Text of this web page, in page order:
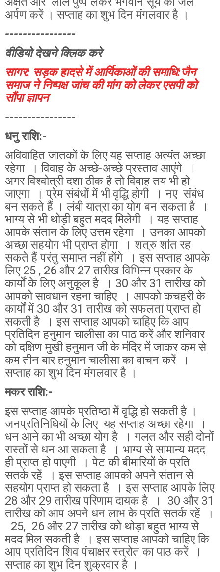
अर्पण करें । सप्ताह का शुभ दिन मंगलवार है ।
----------------
वीडियो देखने क्लिक करे
सागर: सड़क हादसे में आर्यिकाओं की समाधि:जैन
समाज ने निष्पक्ष जांच की मांग को लेकर एसपी को
सौंपा ज्ञापन
----------------
धनु राशि:-
अविवाहित जातकों के लिए यह सप्ताह अत्यंत अच्छा
रहेगा । विवाह के अच्छे-अच्छे प्रस्ताव आएंगे ।
अगर विश्वोत्री दशा ठीक है तो विवाह तय भी हो
जाएगा । प्रेम संबंधों में भी वृद्धि होगी । नए संबंध
बन सकते हैं । लंबी यात्रा का योग बन सकता है ।
भाग्य से भी थोड़ी बहुत मदद मिलेगी । यह सप्ताह
आपके संतान के लिए उत्तम रहेगा । उनका आपको
अच्छा सहयोग भी प्राप्त होगा । शत्रु शांत रह
सकते हैं परंतु समाप्त नहीं होंगे । इस सप्ताह आपके
लिए 25 , 26 और 27 तारीख विभिन्न प्रकार के
कार्यों के लिए अनुकूल है । 30 और 31 तारीख को
आपको सावधान रहना चाहिए । आपको कचहरी के
कार्यों में 30 और 31 तारीख को सफलता प्राप्त हो
सकती है । इस सप्ताह आपको चाहिए कि आप
प्रतिदिन हनुमान चालीसा का पाठ करें और शनिवार
को दक्षिण मुखी हनुमान जी के मंदिर में जाकर कम से
कम तीन बार हनुमान चालीसा का वाचन करें ।
सप्ताह का शुभ दिन मंगलवार है ।
मकर राशि:-
इस सप्ताह आपके प्रतिष्ठा में वृद्धि हो सकती है ।
जनप्रतिनिधियों के लिए यह सप्ताह अच्छा रहेगा ।
धन आने का भी अच्छा योग है । गलत और सही दोनों
रास्तों से धन आ सकता है । भाग्य से सामान्य मदद
ही प्राप्त हो पाएगी । पेट की बीमारियों के प्रति
सतर्क रहें । इस सप्ताह आपको अपने संतान से
सहयोग प्राप्त हो सकता है । इस सप्ताह आपके लिए
28 और 29 तारीख परिणाम दायक है । 30 और 31
तारीख को आप अपने धन लाभ के प्रति सतर्क रहें ।
25, 26 और 27 तारीख को थोड़ा बहुत भाग्य से
मदद मिल सकती है । इस सप्ताह आपको चाहिए कि
आप प्रतिदिन शिव पंचाक्षर स्त्रोत का पाठ करें ।
सप्ताह का शुभ दिन शुक्रवार है ।